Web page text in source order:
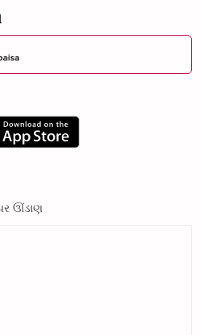
ઊંડાણ